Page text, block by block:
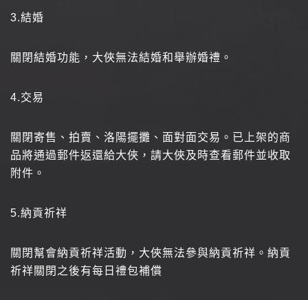
3.結婚
關閉結婚功能，大俠無法結婚和舉辦婚禮。
4.交易
關閉寄售、拍賣、洛陽擺攤、面對面交易。已上架的商
品將通過郵件返還給大俠，請大俠及時查看郵件並收取
附件。
5.納貢祈祥
關閉幫會納貢祈祥活動，大俠無法參與納貢祈祥。納貢
祈祥關閉之後有每日禮包補償